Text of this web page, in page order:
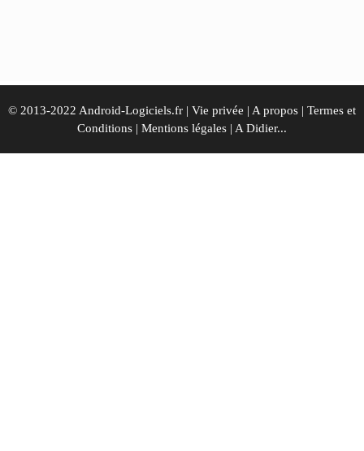
© 2013-2022 Android-Logiciels.fr | Vie privée | A propos | Termes et
Conditions | Mentions légales | A Didier...